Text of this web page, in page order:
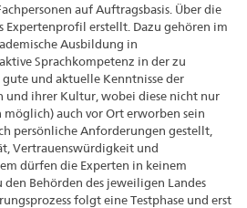
auf Auftragsbasis. Über die
Expertenprofil erstellt. Dazu gehören im
Ausbildung in
Sprachkompetenz in der zu
gute und aktuelle Kenntnisse der
und ihrer Kultur, wobei diese nicht nur
auch vor Ort erworben sein
persönliche Anforderungen gestellt,
Vertrauenswürdigkeit und
dürfen die Experten in keinem
Behörden des jeweiligen Landes
folgt eine Testphase und erst